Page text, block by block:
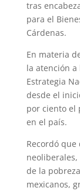
tras
para el
Cárdenas.
En materia
la atención a
Estrategia
desde el
por ciento el
en el país.
Recordó que
de la
mexicanos,